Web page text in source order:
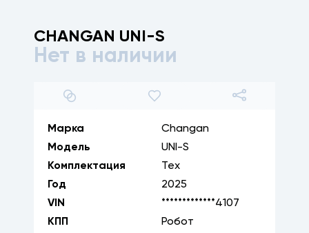
CHANGAN UNI-S
Нет в наличии
1/12
Марка
Changan
Модель
UNI-S
Комплектация
Тех
Год
2025
VIN
*************4107
КПП
Робот